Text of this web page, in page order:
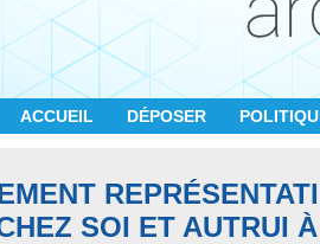
ACCUEIL DÉPOSER
SOI ET AUTRUI